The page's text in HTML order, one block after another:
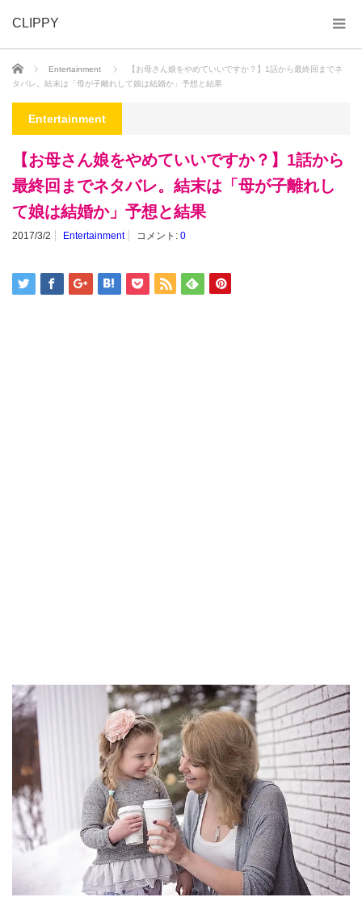
CLIPPY
ホーム Entertainment
【お母さん娘をやめていいですか？】1話から最終回までネ
タバレ。結末は「母が子離れして娘は結婚か」予想と結果
Entertainment
【お母さん娘をやめていいですか？】1話から
最終回までネタバレ。結末は「母が子離れし
て娘は結婚か」予想と結果
2017/3/2 Entertainment コメント: 0